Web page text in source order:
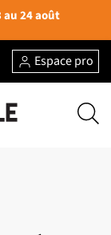
24 août
Espace pro